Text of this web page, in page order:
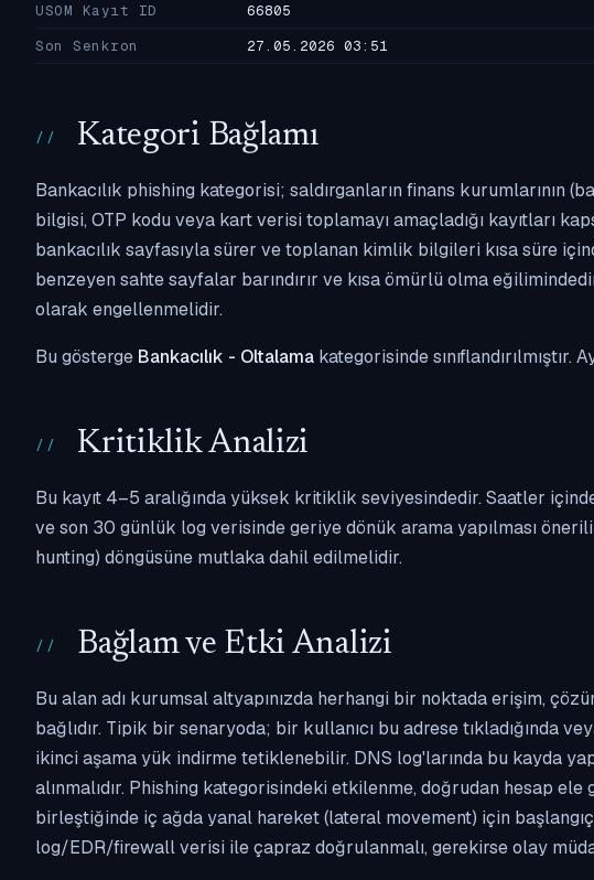
USOM Kayıt ID
66805
Son Senkron
27.05.2026 03:51
Kategori Bağlamı
Bankacılık phishing kategorisi; saldırganların finans kurumlarının
bilgisi, OTP kodu veya kart verisi toplamayı amaçladığı kayıtları
bankacılık sayfasıyla sürer ve toplanan kimlik bilgileri kısa süre
benzeyen sahte sayfalar barındırır ve kısa ömürlü olma
olarak engellenmelidir.
Bu gösterge Bankacılık - Oltalama kategorisinde
Kritiklik Analizi
Bu kayıt 4–5 aralığında yüksek kritiklik seviyesindedir. Saatler
ve son 30 günlük log verisinde geriye dönük arama yapılması
hunting) döngüsüne mutlaka dahil edilmelidir.
Bağlam ve Etki Analizi
Bu alan adı kurumsal altyapınızda herhangi bir noktada erişim,
bağlıdır. Tipik bir senaryoda; bir kullanıcı bu adrese tıkladığında
ikinci aşama yük indirme tetiklenebilir. DNS log'larında bu kayda
alınmalıdır. Phishing kategorisindeki etkilenme, doğrudan hesap
birleştiğinde iç ağda yanal hareket (lateral movement) için
log/EDR/firewall verisi ile çapraz doğrulanmalı, gerekirse olay